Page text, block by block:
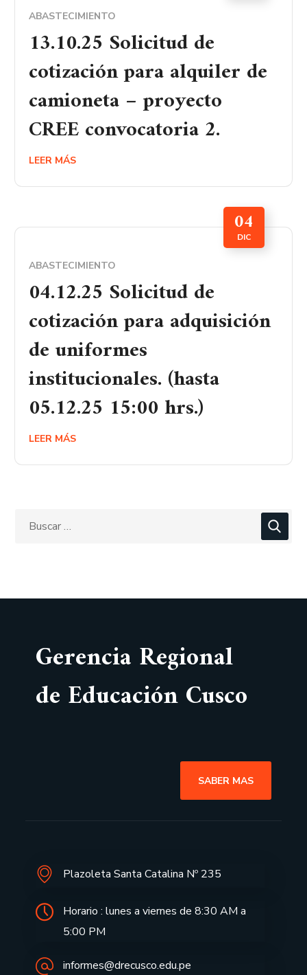
ABASTECIMIENTO
13.10.25 Solicitud de
cotización para alquiler de
camioneta – proyecto
CREE convocatoria 2.
LEER MÁS
04
DIC
ABASTECIMIENTO
04.12.25 Solicitud de
cotización para adquisición
de uniformes
institucionales. (hasta
05.12.25 15:00 hrs.)
LEER MÁS
Gerencia Regional
de Educación Cusco
SABER MAS
Plazoleta Santa Catalina Nº 235
Horario : lunes a viernes de 8:30 AM a
5:00 PM
informes@drecusco.edu.pe